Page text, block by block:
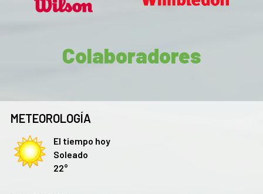
Colaboradores
METEOROLOGÍA
El tiempo hoy
Soleado
22°